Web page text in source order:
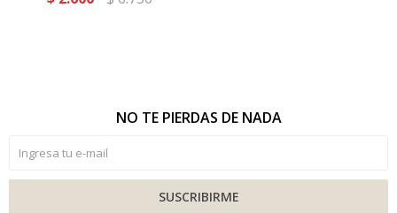
NO TE PIERDAS DE NADA
SUSCRIBIRME